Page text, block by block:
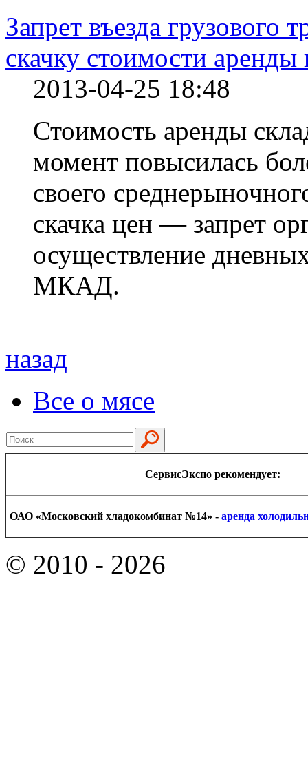
Запрет въезда
скачку стоимости
2013-04-25 18:48
Стоимость аренды
момент повысилась
своего
скачка цен — запрет
осуществление
МКАД.
назад
Все о мясе
СервисЭкспо рекомендует:
ОАО «Московский хладокомбинат №14» - аренда
© 2010 - 2026